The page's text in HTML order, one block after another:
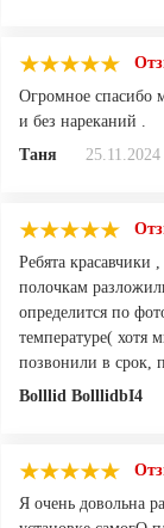
Огромное спасибо
и без нареканий .
Таня
25.11.2024
Ребята красавчики
полочкам
определится по
температуре( хотя
позвонили в срок,
Bolllid BolllidbI4
Я очень довольна